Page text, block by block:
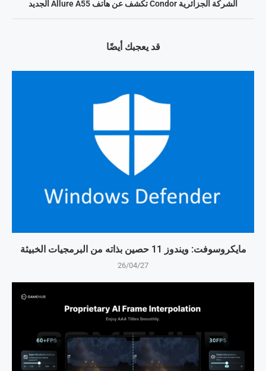
الشركة الجزائرية Condor تكشف عن هاتف Allure A55 الجديد
قد يعجبك أيضًا
مايكروسوفت: ويندوز 11 حصين بذاته من البرمجيات الخبيثة
26/04/27